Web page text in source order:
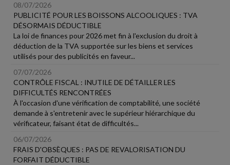
08/07/2026
PUBLICITÉ POUR LES BOISSONS ALCOOLIQUES : TVA
DÉSORMAIS DÉDUCTIBLE
La loi de finances pour 2026 met fin à l'exclusion du droit à
déduction de la TVA supportée sur les biens et services
utilisés pour des publicités en faveur...
07/07/2026
CONTRÔLE FISCAL : INUTILE DE DÉTAILLER LES
DIFFICULTÉS RENCONTRÉES
À l'occasion d'une vérification de comptabilité, une société
demande à s'entretenir avec le supérieur hiérarchique du
vérificateur, faisant état de difficultés...
06/07/2026
FRAIS D'OBSÈQUES : PAS DE REVALORISATION DU
FORFAIT DÉDUCTIBLE